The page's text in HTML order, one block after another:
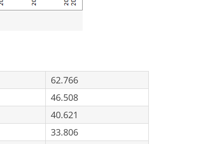
62.766
46.508
40.621
33.806